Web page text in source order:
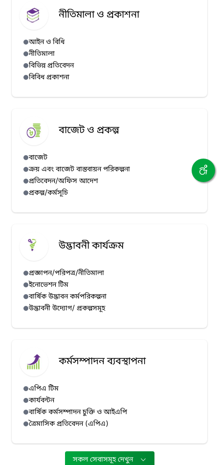
নীতিমালা ও প্রকাশনা
আইন ও বিধি
নীতিমালা
বিভিন্ন প্রতিবেদন
বিবিধ প্রকাশনা
বাজেট ও প্রকল্প
বাজেট
ক্রয় এবং বাজেট বাস্তবায়ন পরিকল্পনা
প্রতিবেদন/অফিস আদেশ
প্রকল্প/কর্মসূচি
উদ্ভাবনী কার্যক্রম
প্রজ্ঞাপন/পরিপত্র/নীতিমালা
ইনোভেশন টিম
বার্ষিক উদ্ভাবন কর্মপরিকল্পনা
উদ্ভাবনী উদ্যোগ/ প্রকল্পসমূহ
কর্মসম্পাদন ব্যবস্থাপনা
এপিএ টিম
কার্যবন্টন
বার্ষিক কর্মসম্পাদন চুক্তি ও আইএপি
ত্রৈমাসিক প্রতিবেদন (এপিএ)
সকল সেবাসমূহ দেখুন